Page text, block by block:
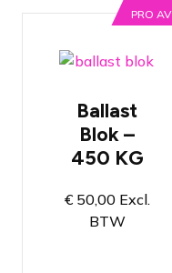
PRO AV
ballast in
zwarte
behuizing
Voorzien
van Prolyte
conische
voor
vierkant
truss
Ballast
Blok –
450 KG
€50,00Excl.
BTW